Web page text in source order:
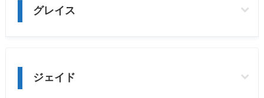
グレイス
ジェイド